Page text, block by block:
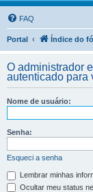
FAQ
Portal Índice do
O administrador
autenticado para
Nome de usuário:
Senha:
Esqueci a senha
Lembrar minhas
Ocultar meu status